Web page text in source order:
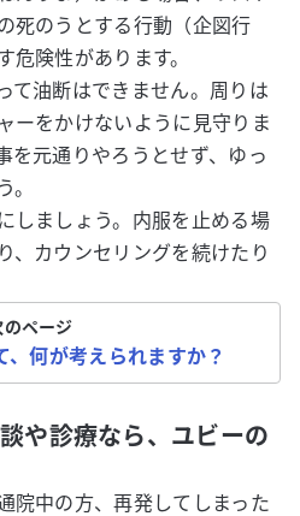
死のうとする行動（企図行
険性があります。
て油断はできません。周りは
ーをかけないように見守りま
を元通りやろうとせず、ゆっ
しましょう。内服を止める場
、カウンセリングを続けたり
のページ
、何が考えられますか？
や診療なら、ユビーの
院中の方、再発してしまった